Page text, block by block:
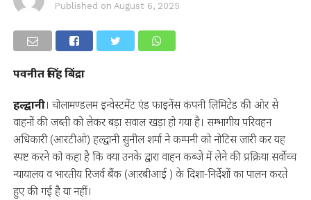
Published on August 6, 2025
पवनीत सिंह बिंद्रा
हल्द्वानी। चोलामण्डलम इन्वेस्टमेंट एंड फाइनेंस कंपनी लिमिटेड की ओर से
वाहनों की जब्ती को लेकर बड़ा सवाल खड़ा हो गया है। सम्भागीय परिवहन
अधिकारी (आरटीओ) हल्द्वानी सुनील शर्मा ने कम्पनी को नोटिस जारी कर यह
स्पष्ट करने को कहा है कि क्या उनके द्वारा वाहन कब्जे में लेने की प्रक्रिया सर्वोच्च
न्यायालय व भारतीय रिजर्व बैंक (आरबीआई ) के दिशा-निर्देशों का पालन करते
हुए की गई है या नहीं।